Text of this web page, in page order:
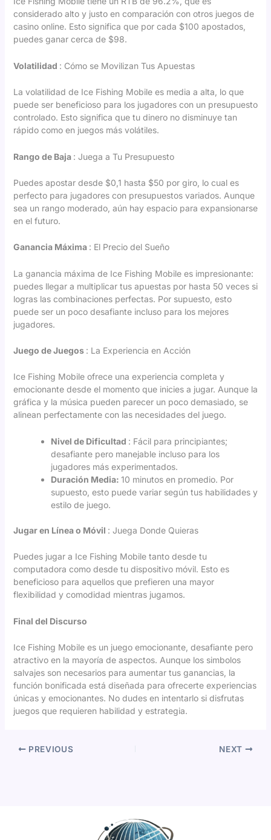
considerado alto y justo en comparación con otros juegos de
casino online. Esto significa que por cada $100 apostados,
puedes ganar cerca de $98.
Volatilidad : Cómo se Movilizan Tus Apuestas
La volatilidad de Ice Fishing Mobile es media a alta, lo que
puede ser beneficioso para los jugadores con un presupuesto
controlado. Esto significa que tu dinero no disminuye tan
rápido como en juegos más volátiles.
Rango de Baja : Juega a Tu Presupuesto
Puedes apostar desde $0,1 hasta $50 por giro, lo cual es
perfecto para jugadores con presupuestos variados. Aunque
sea un rango moderado, aún hay espacio para expansionarse
en el futuro.
Ganancia Máxima : El Precio del Sueño
La ganancia máxima de Ice Fishing Mobile es impresionante:
puedes llegar a multiplicar tus apuestas por hasta 50 veces si
logras las combinaciones perfectas. Por supuesto, esto
puede ser un poco desafiante incluso para los mejores
jugadores.
Juego de Juegos : La Experiencia en Acción
Ice Fishing Mobile ofrece una experiencia completa y
emocionante desde el momento que inicies a jugar. Aunque la
gráfica y la música pueden parecer un poco demasiado, se
alinean perfectamente con las necesidades del juego.
Nivel de Dificultad : Fácil para principiantes;
desafiante pero manejable incluso para los
jugadores más experimentados.
Duración Media: 10 minutos en promedio. Por
supuesto, esto puede variar según tus habilidades y
estilo de juego.
Jugar en Línea o Móvil : Juega Donde Quieras
Puedes jugar a Ice Fishing Mobile tanto desde tu
computadora como desde tu dispositivo móvil. Esto es
beneficioso para aquellos que prefieren una mayor
flexibilidad y comodidad mientras jugamos.
Final del Discurso
Ice Fishing Mobile es un juego emocionante, desafiante pero
atractivo en la mayoría de aspectos. Aunque los simbolos
salvajes son necesarios para aumentar tus ganancias, la
función bonificada está diseñada para ofrecerte experiencias
únicas y emocionantes. No dudes en intentarlo si disfrutas
juegos que requieren habilidad y estrategia.
PREVIOUS NEXT